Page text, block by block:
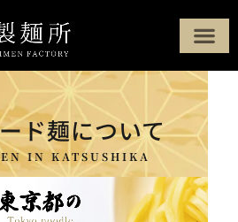
ド麺について
IN KATSUSHIKA